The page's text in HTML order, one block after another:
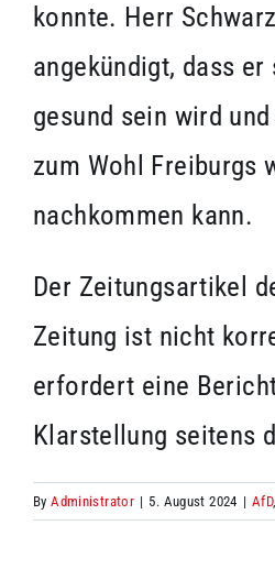
konnte. Herr
angekündigt, dass
gesund sein wird
zum Wohl Freiburgs
nachkommen kann.
Der Zeitungsartikel
Zeitung ist nicht
erfordert eine
Klarstellung seitens
ByAdministrator | 5. August 2024 | AfD,